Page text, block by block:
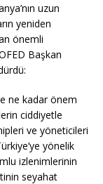
uzun
yeniden
önemli
Başkan
ne kadar önem
ciddiyetle
ve yöneticileri
yönelik
izlenimlerinin
seyahat